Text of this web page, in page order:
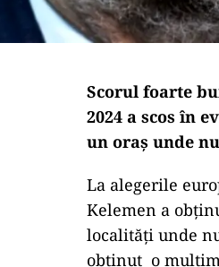
Scorul foarte
2024 a scos în
un oraș unde
La alegerile
Kelemen a
localități unde
obținut o